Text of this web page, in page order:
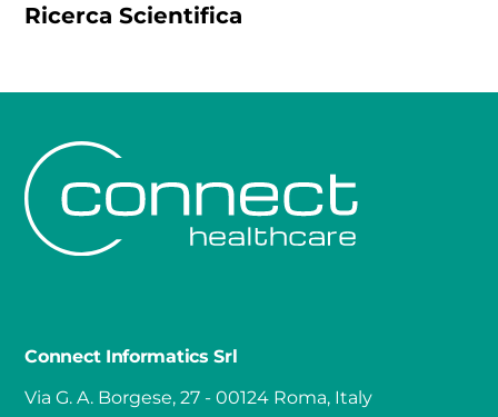
Ricerca Scientifica
Connect Informatics Srl
Via G. A. Borgese, 27 - 00124 Roma, Italy